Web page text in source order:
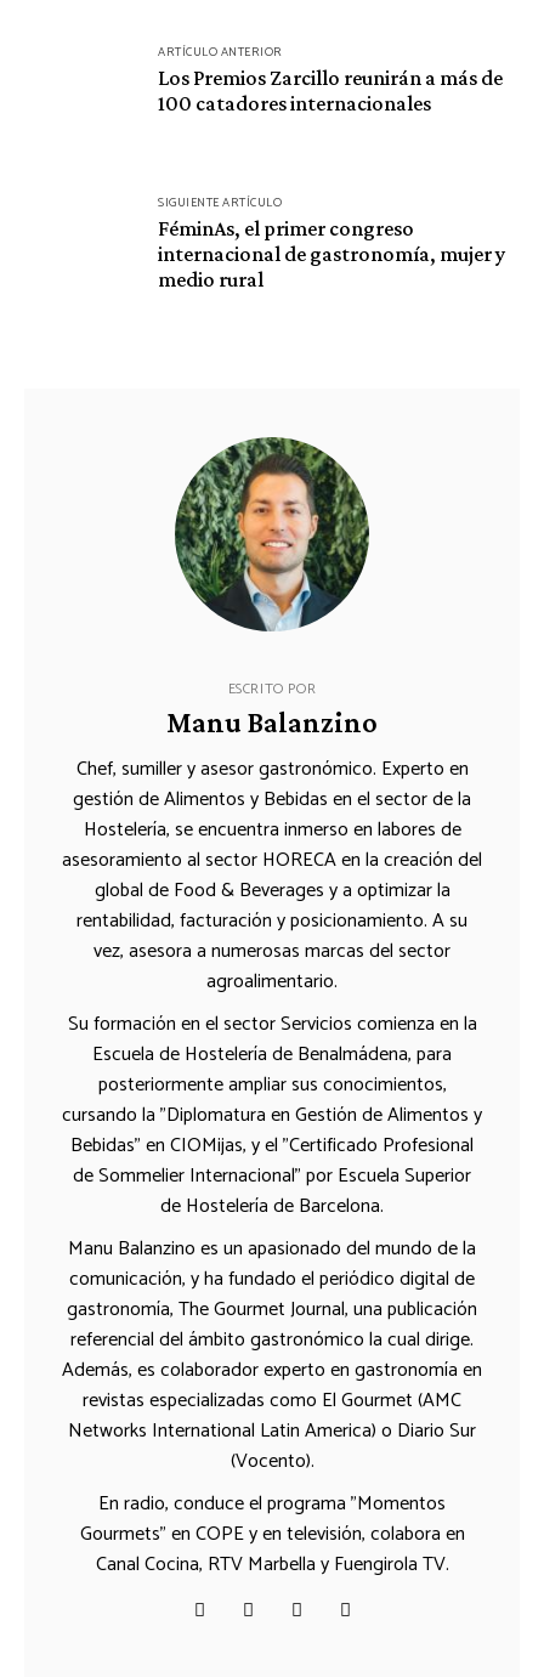
ARTÍCULO ANTERIOR
Los Premios Zarcillo reunirán a más de
100 catadores internacionales
SIGUIENTE ARTÍCULO
FéminAs, el primer congreso
internacional de gastronomía, mujer y
medio rural
ESCRITO POR
Manu Balanzino
Chef, sumiller y asesor gastronómico. Experto en
gestión de Alimentos y Bebidas en el sector de la
Hostelería, se encuentra inmerso en labores de
asesoramiento al sector HORECA en la creación del
global de Food & Beverages y a optimizar la
rentabilidad, facturación y posicionamiento. A su
vez, asesora a numerosas marcas del sector
agroalimentario.
Su formación en el sector Servicios comienza en la
Escuela de Hostelería de Benalmádena, para
posteriormente ampliar sus conocimientos,
cursando la "Diplomatura en Gestión de Alimentos y
Bebidas" en CIOMijas, y el "Certificado Profesional
de Sommelier Internacional" por Escuela Superior
de Hostelería de Barcelona.
Manu Balanzino es un apasionado del mundo de la
comunicación, y ha fundado el periódico digital de
gastronomía, The Gourmet Journal, una publicación
referencial del ámbito gastronómico la cual dirige.
Además, es colaborador experto en gastronomía en
revistas especializadas como El Gourmet (AMC
Networks International Latin America) o Diario Sur
(Vocento).
En radio, conduce el programa "Momentos
Gourmets" en COPE y en televisión, colabora en
Canal Cocina, RTV Marbella y Fuengirola TV.